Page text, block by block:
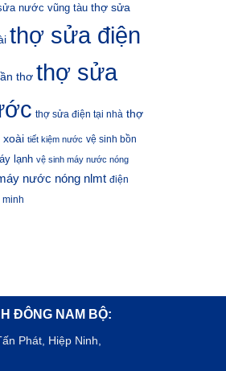
nước vũng tàu thợ sửa
thợ sửa điện
thơ thợ sửa
thợ sửa điện tại nhà thợ
xoài tiết kiệm nước vệ sinh bồn
lạnh vệ sinh máy nước nóng
nước nóng nlmt điện
minh
ĐÔNG NAM BỘ:
Phát, Hiệp Ninh,